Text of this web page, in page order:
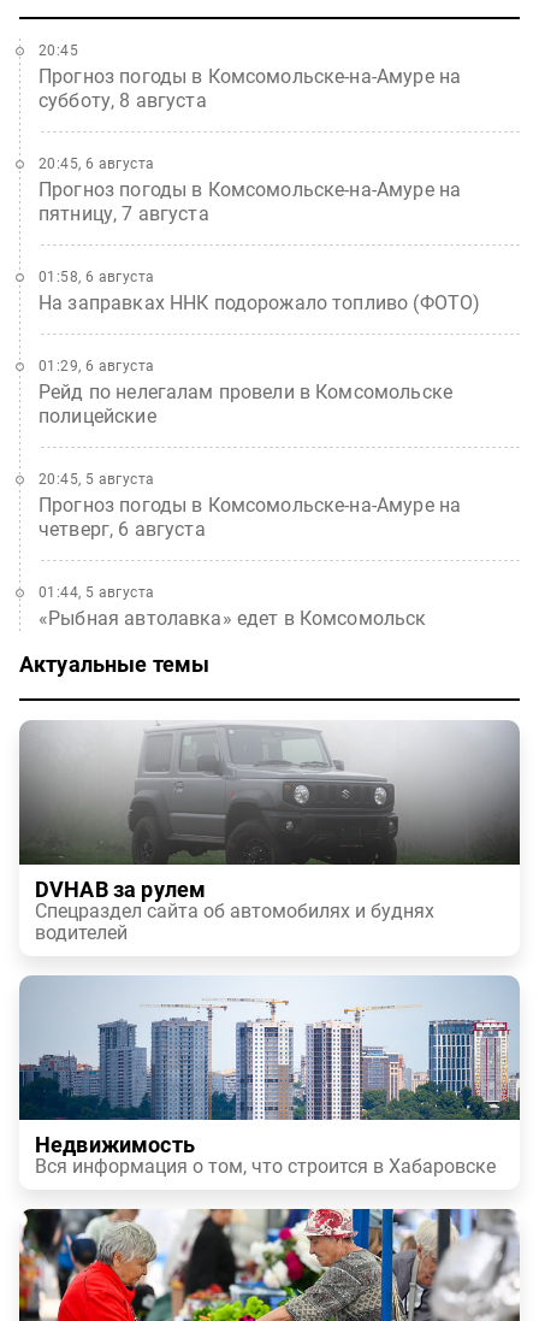
Прогноз погоды в Комсомольске-на-Амуре на
субботу, 8 августа
20:45
Прогноз погоды в Комсомольске-на-Амуре на
пятницу, 7 августа
20:45, 6 августа
На заправках ННК подорожало топливо (ФОТО)
01:58, 6 августа
Рейд по нелегалам провели в Комсомольске
полицейские
01:29, 6 августа
Прогноз погоды в Комсомольске-на-Амуре на
четверг, 6 августа
20:45, 5 августа
«Рыбная автолавка» едет в Комсомольск
01:44, 5 августа
Актуальные темы
DVHAB за рулем
Спецраздел сайта об автомобилях и буднях
водителей
Недвижимость
Вся информация о том, что строится в Хабаровске